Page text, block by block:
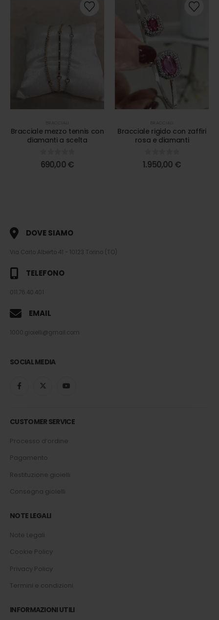
Bracciale mezzo tennis con
diamanti a scelta
0 out of 5
690,00€
Bracciale rigido con zaffiri
rosa e diamanti
0out of 5
1.950,00 €
DOVE SIAMO
Via Carlo Alberto 41 - 10123 Torino (TO)
TELEFONO
011.76.40.401
EMAIL
1000.gioielli@gmail.com
SOCIAL MEDIA
CUSTOMER SERVICE
Processo d’ordine
Pagamento
Restituzione gioielli
Consegna gioielli
NOTE LEGALI
Note Legali
Cookie Policy
Privacy Policy
Termini e condizioni
INFORMAZIONI UTILI